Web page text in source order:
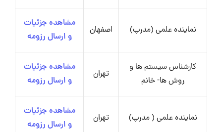
نماینده علمی (مدرپ) اصفهان
مشاهده جزئیات
و ارسال رزومه
کارشناس سیستم ها و
روش ها- خانم
تهران
مشاهده جزئیات
و ارسال رزومه
نماینده علمی ( مدرپ) تهران
مشاهده جزئیات
و ارسال رزومه